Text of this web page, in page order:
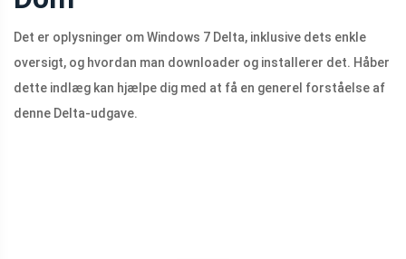
Det er oplysninger om Windows 7 Delta, inklusive dets enkle
oversigt, og hvordan man downloader og installerer det. Håber
dette indlæg kan hjælpe dig med at få en generel forståelse af
denne Delta-udgave.